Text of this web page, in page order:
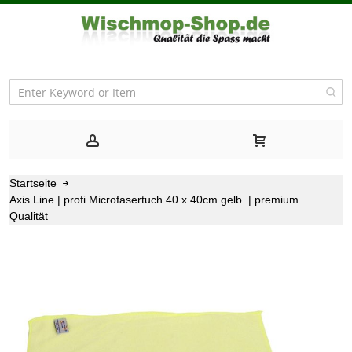
Startseite
Axis Line | profi Microfasertuch 40 x 40cm gelb | premium
Qualität